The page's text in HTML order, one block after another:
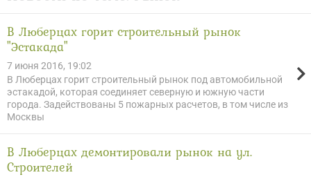
В Люберцах горит строительный рынок
"Эстакада"
7 июня 2016, 19:02
В Люберцах горит строительный рынок под автомобильной
эстакадой, которая соединяет северную и южную части
города. Задействованы 5 пожарных расчетов, в том числе из
Москвы
В Люберцах демонтировали рынок на ул.
Строителей